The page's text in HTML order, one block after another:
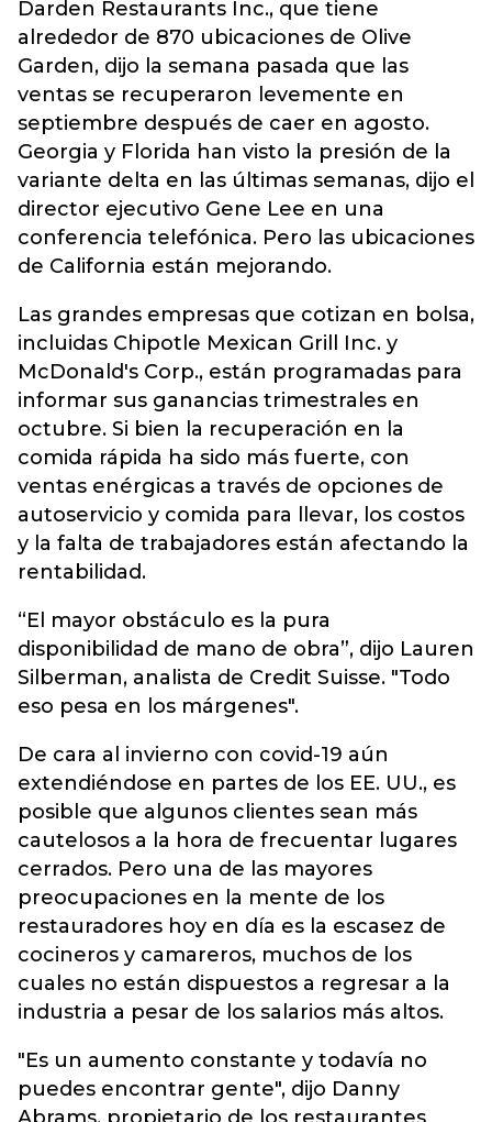
Darden Restaurants Inc., que tiene
alrededor de 870 ubicaciones de Olive
Garden, dijo la semana pasada que las
ventas se recuperaron levemente en
septiembre después de caer en agosto.
Georgia y Florida han visto la presión de la
variante delta en las últimas semanas, dijo el
director ejecutivo Gene Lee en una
conferencia telefónica. Pero las ubicaciones
de California están mejorando.
Las grandes empresas que cotizan en bolsa,
incluidas Chipotle Mexican Grill Inc. y
McDonald's Corp., están programadas para
informar sus ganancias trimestrales en
octubre. Si bien la recuperación en la
comida rápida ha sido más fuerte, con
ventas enérgicas a través de opciones de
autoservicio y comida para llevar, los costos
y la falta de trabajadores están afectando la
rentabilidad.
“El mayor obstáculo es la pura
disponibilidad de mano de obra”, dijo Lauren
Silberman, analista de Credit Suisse. "Todo
eso pesa en los márgenes".
De cara al invierno con covid-19 aún
extendiéndose en partes de los EE. UU., es
posible que algunos clientes sean más
cautelosos a la hora de frecuentar lugares
cerrados. Pero una de las mayores
preocupaciones en la mente de los
restauradores hoy en día es la escasez de
cocineros y camareros, muchos de los
cuales no están dispuestos a regresar a la
industria a pesar de los salarios más altos.
"Es un aumento constante y todavía no
puedes encontrar gente", dijo Danny